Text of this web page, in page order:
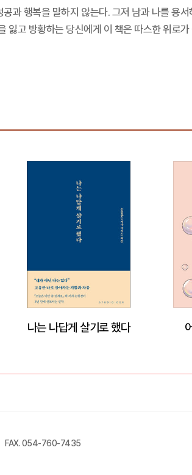
과 행복을 말하지 않는다. 그저 남과 나를 용
잃고 방황하는 당신에게 이 책은 따스한 위로가
나는 나답게 살기로 했다
FAX. 054-760-7435